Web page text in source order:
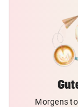
Morgens